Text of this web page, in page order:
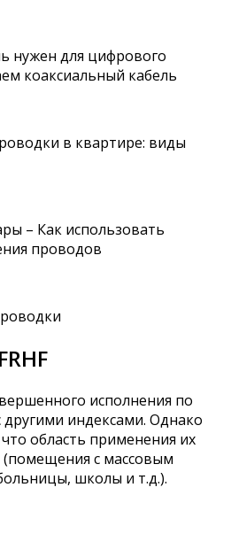
нужен для цифрового
коаксиальный кабель
в квартире: виды
– Как использовать
проводов
исполнения по
другими индексами. Однако
область применения их
с массовым
школы и т.д.).